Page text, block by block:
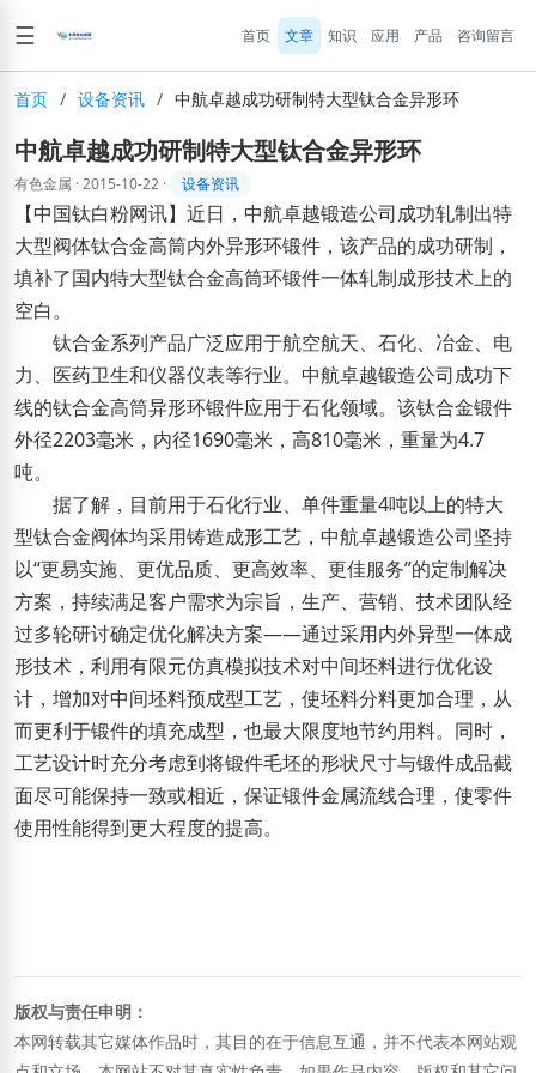
☰ 首页 文章 知识 应用 产品 咨询留言
首页 / 设备资讯 / 中航卓越成功研制特大型钛合金异形环
中航卓越成功研制特大型钛合金异形环
有色金属 ·2015-10-22 · 设备资讯
【中国钛白粉网讯】近日，中航卓越锻造公司成功轧制出特
大型阀体钛合金高筒内外异形环锻件，该产品的成功研制，
填补了国内特大型钛合金高筒环锻件一体轧制成形技术上的
空白。
钛合金系列产品广泛应用于航空航天、石化、冶金、电
力、医药卫生和仪器仪表等行业。中航卓越锻造公司成功下
线的钛合金高筒异形环锻件应用于石化领域。该钛合金锻件
外径2203毫米，内径1690毫米，高810毫米，重量为4.7
吨。
据了解，目前用于石化行业、单件重量4吨以上的特大
型钛合金阀体均采用铸造成形工艺，中航卓越锻造公司坚持
以“更易实施、更优品质、更高效率、更佳服务”的定制解决
方案，持续满足客户需求为宗旨，生产、营销、技术团队经
过多轮研讨确定优化解决方案——通过采用内外异型一体成
形技术，利用有限元仿真模拟技术对中间坯料进行优化设
计，增加对中间坯料预成型工艺，使坯料分料更加合理，从
而更利于锻件的填充成型，也最大限度地节约用料。同时，
工艺设计时充分考虑到将锻件毛坯的形状尺寸与锻件成品截
面尽可能保持一致或相近，保证锻件金属流线合理，使零件
使用性能得到更大程度的提高。
版权与责任申明：
本网转载其它媒体作品时，其目的在于信息互通，并不代表本网站观